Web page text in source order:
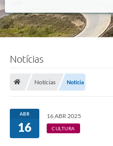
Notícias
Notícias Notícia
ABR
16
16 ABR 2025
CULTURA